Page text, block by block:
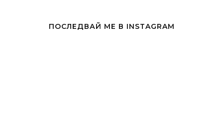
ПОСЛЕДВАЙ МЕ В INSTAGRAM